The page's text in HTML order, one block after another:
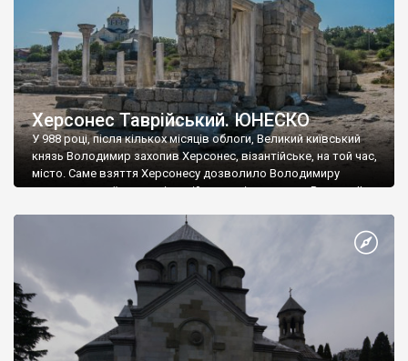
Херсонес Таврійський. ЮНЕСКО
У 988 році, після кількох місяців облоги, Великий київський
князь Володимир захопив Херсонес, візантійське, на той час,
місто. Саме взяття Херсонесу дозволило Володимиру
диктувати свої умови візантійському імператору Василю ІІ, та
Херсонесі Володимир-язичник, став Василем-християнином.
А потім було Хрещення Русі. На честь Херсонесу Таврійського